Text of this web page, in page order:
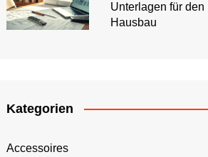
Unterlagen für den
Hausbau
Kategorien
Accessoires